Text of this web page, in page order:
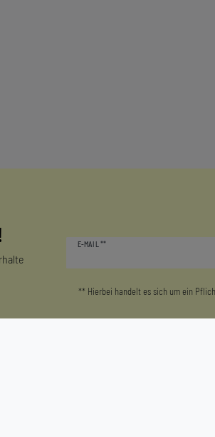
E-MAIL **
Honig
** Hierbei handelt es sich um ein